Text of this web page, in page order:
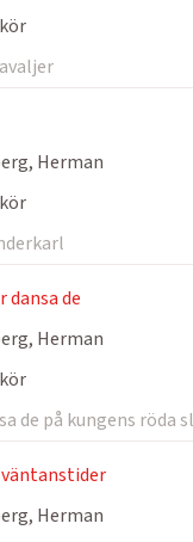
Herman
dansa de
Herman
de på kungens röda
Herman